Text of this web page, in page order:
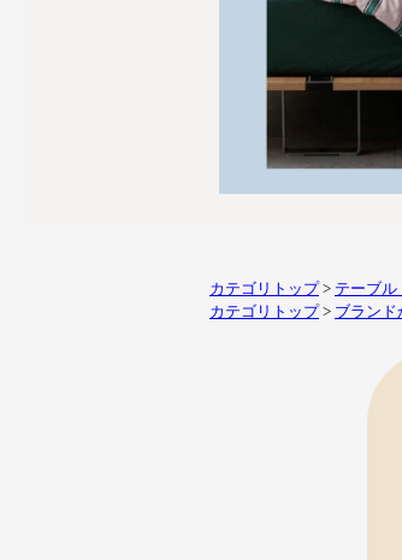
カテゴリトップ > テーブル
カテゴリトップ > ブランド